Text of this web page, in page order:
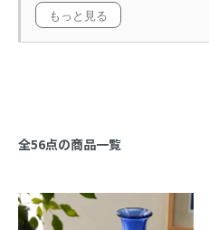
もっと見る
全56点の商品一覧